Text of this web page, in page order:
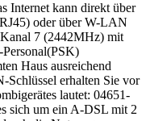
Internet kann direkt über
oder über W-LAN
7 (2442MHz) mit
Haus ausreichend
erhalten Sie vor
lautet: 04651-
sich um ein A-DSL mit 2